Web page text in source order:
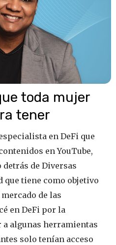
toda mujer
tener
en DeFi que
en YouTube,
de Diversas
que tiene como objetivo
de las
en DeFi por la
a algunas herramientas
solo tenían acceso